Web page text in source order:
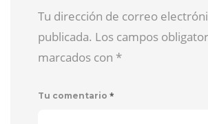
Tu dirección de correo
publicada. Los campos
marcados con *
Tu comentario *